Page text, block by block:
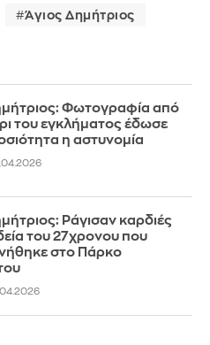
Άγιος Δημήτριος
Φωτογραφία από
του εγκλήματος έδωσε
η αστυνομία
Ράγισαν καρδιές
του 27χρονου που
στο Πάρκο